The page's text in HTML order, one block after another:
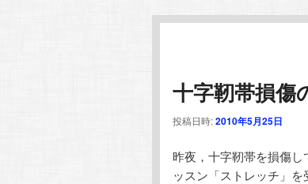
イ
コ
ン
テ
ブ
ン
テ
ン
十字靭帯損傷
投稿日時:2010年5月25日
昨夜，十字靭帯を損傷
ッスン「ストレッチ」を